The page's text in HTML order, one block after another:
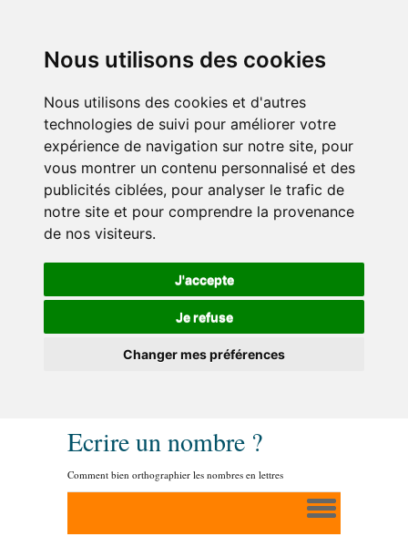
Nous utilisons des cookies
Nous utilisons des cookies et d'autres
technologies de suivi pour améliorer votre
expérience de navigation sur notre site, pour
vous montrer un contenu personnalisé et des
publicités ciblées, pour analyser le trafic de
notre site et pour comprendre la provenance
de nos visiteurs.
J'accepte
Je refuse
Changer mes préférences
Ecrire un nombre ?
Comment bien orthographier les nombres en lettres